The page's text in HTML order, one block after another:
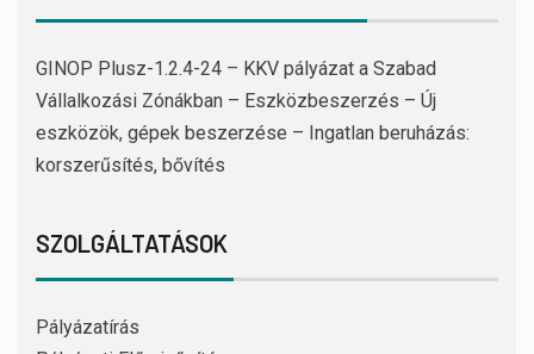
GINOP Plusz-1.2.4-24 – KKV pályázat a Szabad
Vállalkozási Zónákban – Eszközbeszerzés – Új
eszközök, gépek beszerzése – Ingatlan beruházás:
korszerűsítés, bővítés
SZOLGÁLTATÁSOK
Pályázatírás